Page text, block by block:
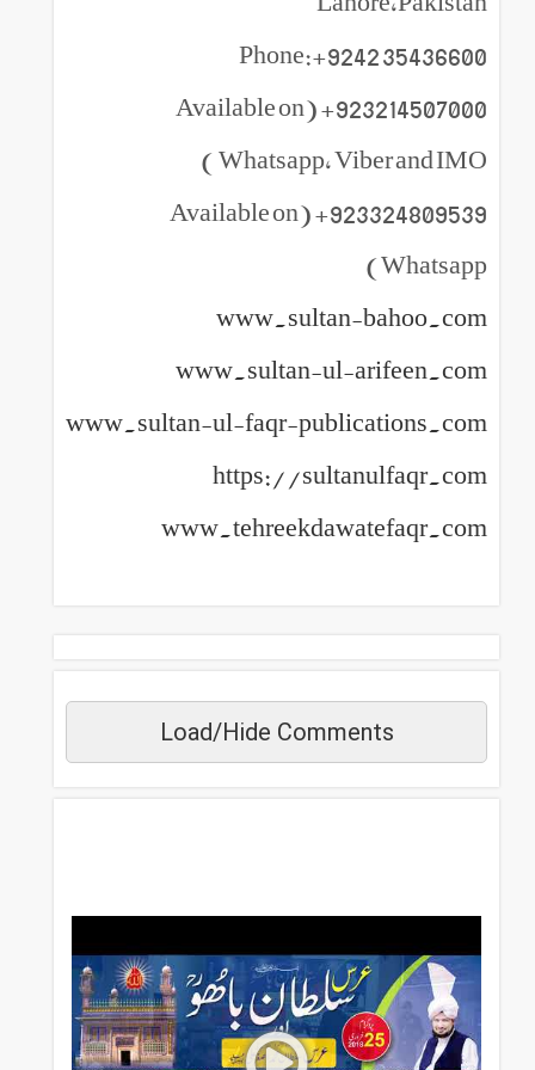
Phone:+9242 35436600
923214507000+ (Available on
Whatsapp, Viber and IMO )
923324809539+ (Available on
Whatsapp)
www.sultan-bahoo.com
www.sultan-ul-arifeen.com
www.sultan-ul-faqr-publications.com
https://sultanulfaqr.com
www.tehreekdawatefaqr.com
Load/Hide Comments